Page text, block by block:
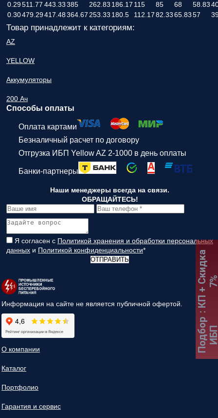
0.29511.77 443.33385 262.83 186.17 115 85 68 58.83
0.30479.29417.48364.67 253.33 180.5 112.1782.3365.8357
Товар принадлежит к категориям:
AZ
YELLOW
Аккумуляторы
200 Ач
Способы оплаты
Оплата картами
Безналичный расчет по договору
Отгрузка ИБП Yellow AZ 2-1000 в день оплаты
Банки-партнеры
Наши менеджеры всегда на связи.
ОБРАЩАЙТЕСЬ!
Я согласен с Политикой хранения и обработки персональных
данных и Политикой конфиденциальности*
ОТПРАВИТЬ
Информация на сайте не является публичной офертой.
О компании
Каталог
Портфолио
Гарантия и сервис
Подбор
:
К
П
+
С
к
и
д
к
а
7